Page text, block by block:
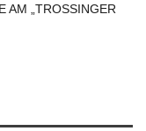
AM „TROSSINGER